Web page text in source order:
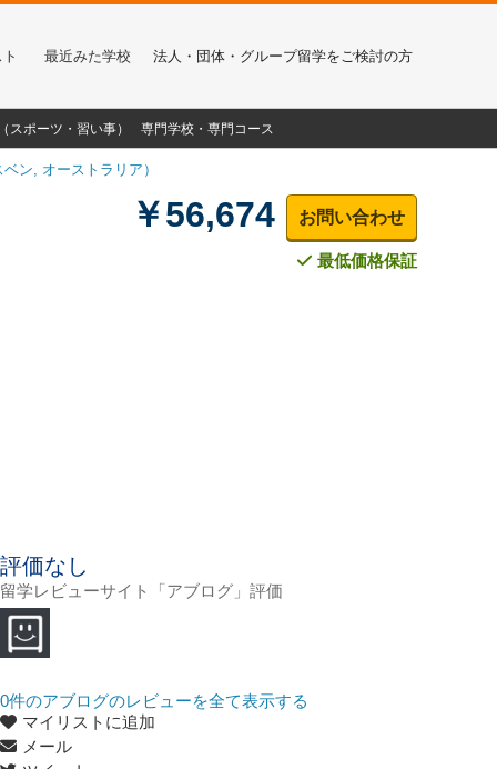
最近みた学校 法人・団体・グループ留学をご検討の方
スポーツ・習い事） 専門学校・専門コース
ン, オーストラリア）
￥56,674 お問い合わせ
最低価格保証
評価なし
留学レビューサイト「アブログ」評価
0件のアブログのレビューを全て表示する
マイリストに追加
メール